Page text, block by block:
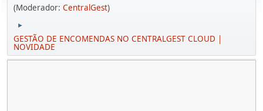
(Moderador: CentralGest)
►
GESTÃO DE ENCOMENDAS NO CENTRALGEST CLOUD |
NOVIDADE